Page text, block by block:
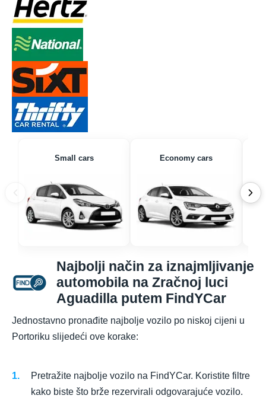
Small cars Economy cars
Najbolji način za iznajmljivanje
automobila na Zračnoj luci
Aguadilla putem FindYCar
Jednostavno pronađite najbolje vozilo po niskoj cijeni u
Portoriku slijedeći ove korake:
Pretražite najbolje vozilo na FindYCar. Koristite filtre
kako biste što brže rezervirali odgovarajuće vozilo.